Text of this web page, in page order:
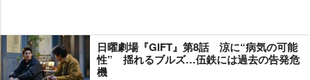
日曜劇場『GIFT』第8話 涼に“病気の可能
性” 揺れるブルズ…伍鉄には過去の告発危
機